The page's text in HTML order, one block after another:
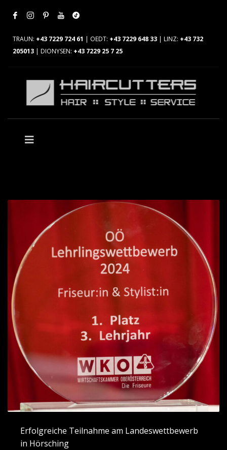
TRAUN: +43 7229 724 61 | OEDT: +43 7229 648 33 | LINZ: +43 732
205013 | DIONYSEN: +43 7229 25 7 25
Erfolgreiche Teilnahme am Landeswettbewerb
in Hörsching